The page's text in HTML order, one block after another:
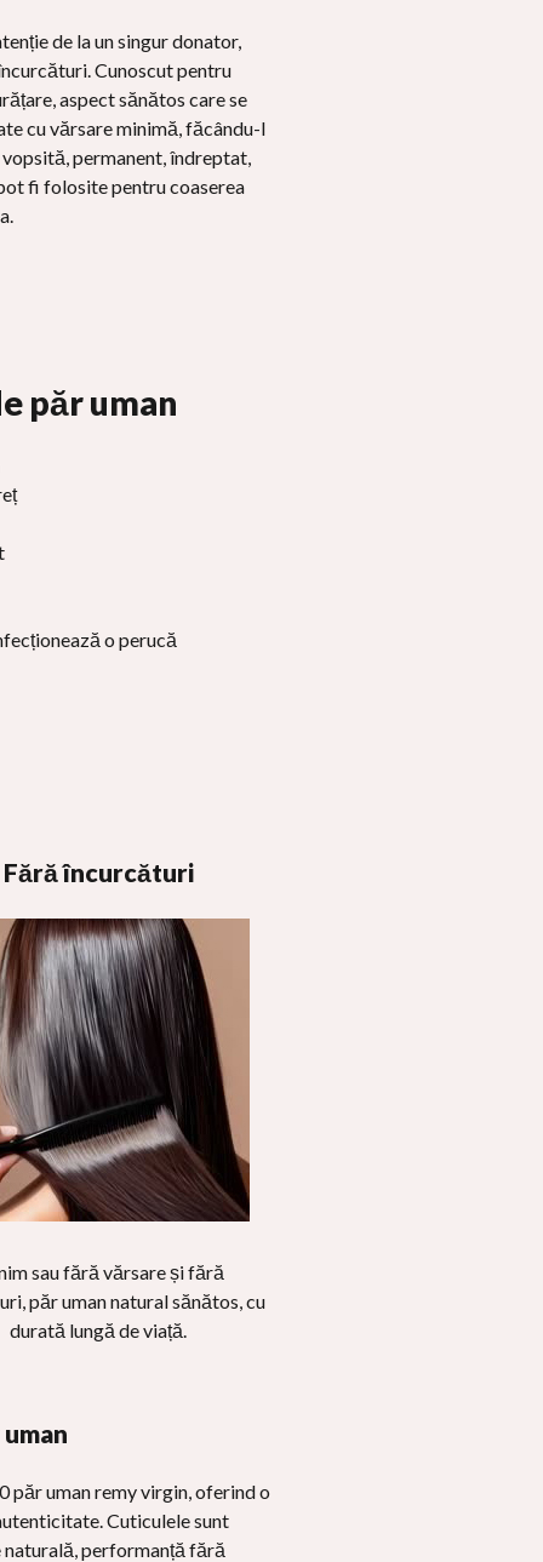
de la un singur donator,
Cunoscut pentru
aspect sănătos care se
cu vărsare minimă, făcându-l
permanent, îndreptat,
fi folosite pentru coaserea
păr uman
o perucă
Fără încurcături
sau fără vărsare și fără
păr uman natural sănătos, cu
durată lungă de viață.
păr uman remy virgin, oferind o
Cuticulele sunt
performanță fără